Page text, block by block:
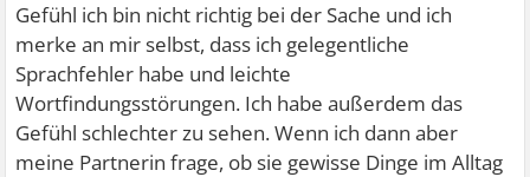
Gefühl ich bin nicht richtig bei der Sache und ich
merke an mir selbst, dass ich gelegentliche
Sprachfehler habe und leichte
Wortfindungsstörungen. Ich habe außerdem das
Gefühl schlechter zu sehen. Wenn ich dann aber
meine Partnerin frage, ob sie gewisse Dinge im Alltag